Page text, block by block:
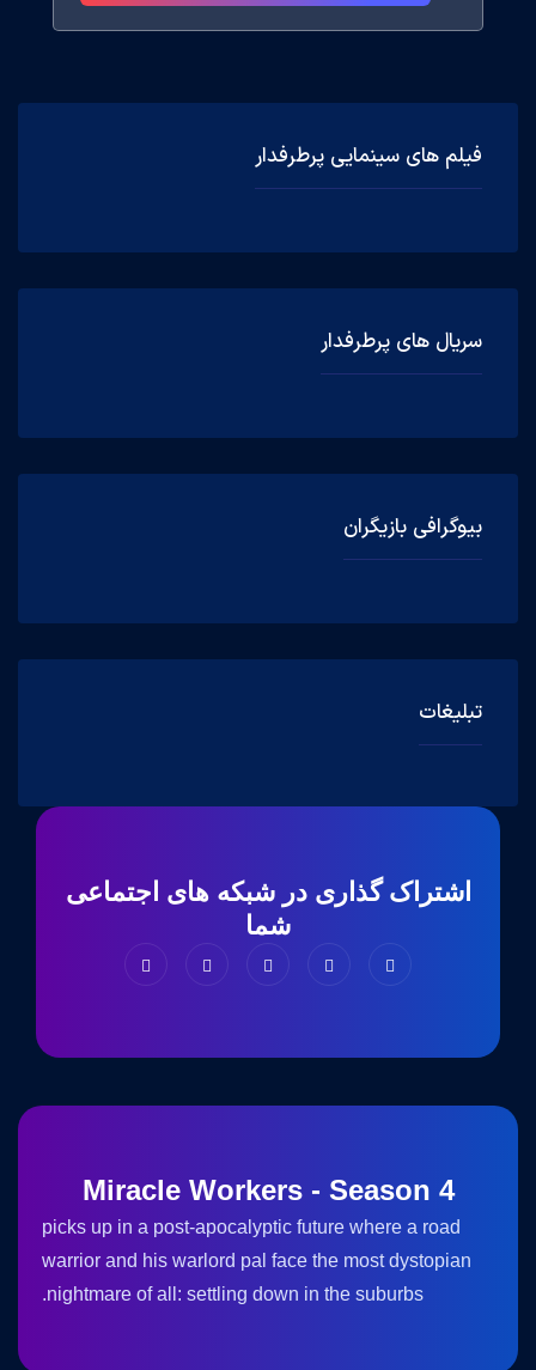
فیلم های سینمایی پرطرفدار
سریال های پرطرفدار
بیوگرافی بازیگران
تبلیغات
اشتراک گذاری در شبکه های اجتماعی
شما
Miracle Workers - Season 4
picks up in a post-apocalyptic future where a road
warrior and his warlord pal face the most dystopian
nightmare of all: settling down in the suburbs.